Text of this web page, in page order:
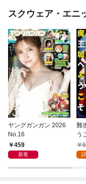
スクウェア・エニ
ヤングガンガン 2026
No.16
459
新着
難
う
と
い